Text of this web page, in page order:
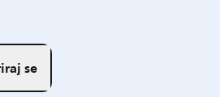
se